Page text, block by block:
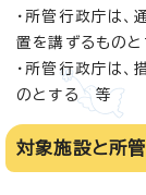
・所管行政庁は
置を講ずるものと
・所管行政庁は
のとする 等
対象施設と所